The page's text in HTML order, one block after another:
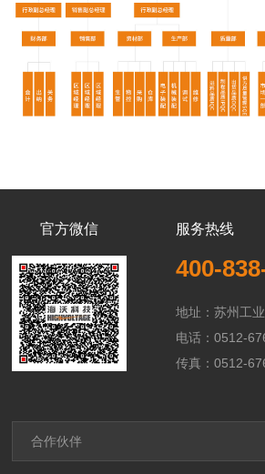
官方微信 服务热线
400-
地址：苏州工
电话：0512-
传真：0512-
合作伙伴